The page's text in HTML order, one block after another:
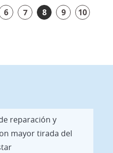
6 7 8 9
10
reparación y
mayor tirada del